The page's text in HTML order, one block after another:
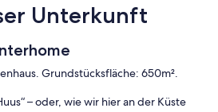
Unterkunft
Grundstücksfläche: 650m².
– oder, wie wir hier an der Küste